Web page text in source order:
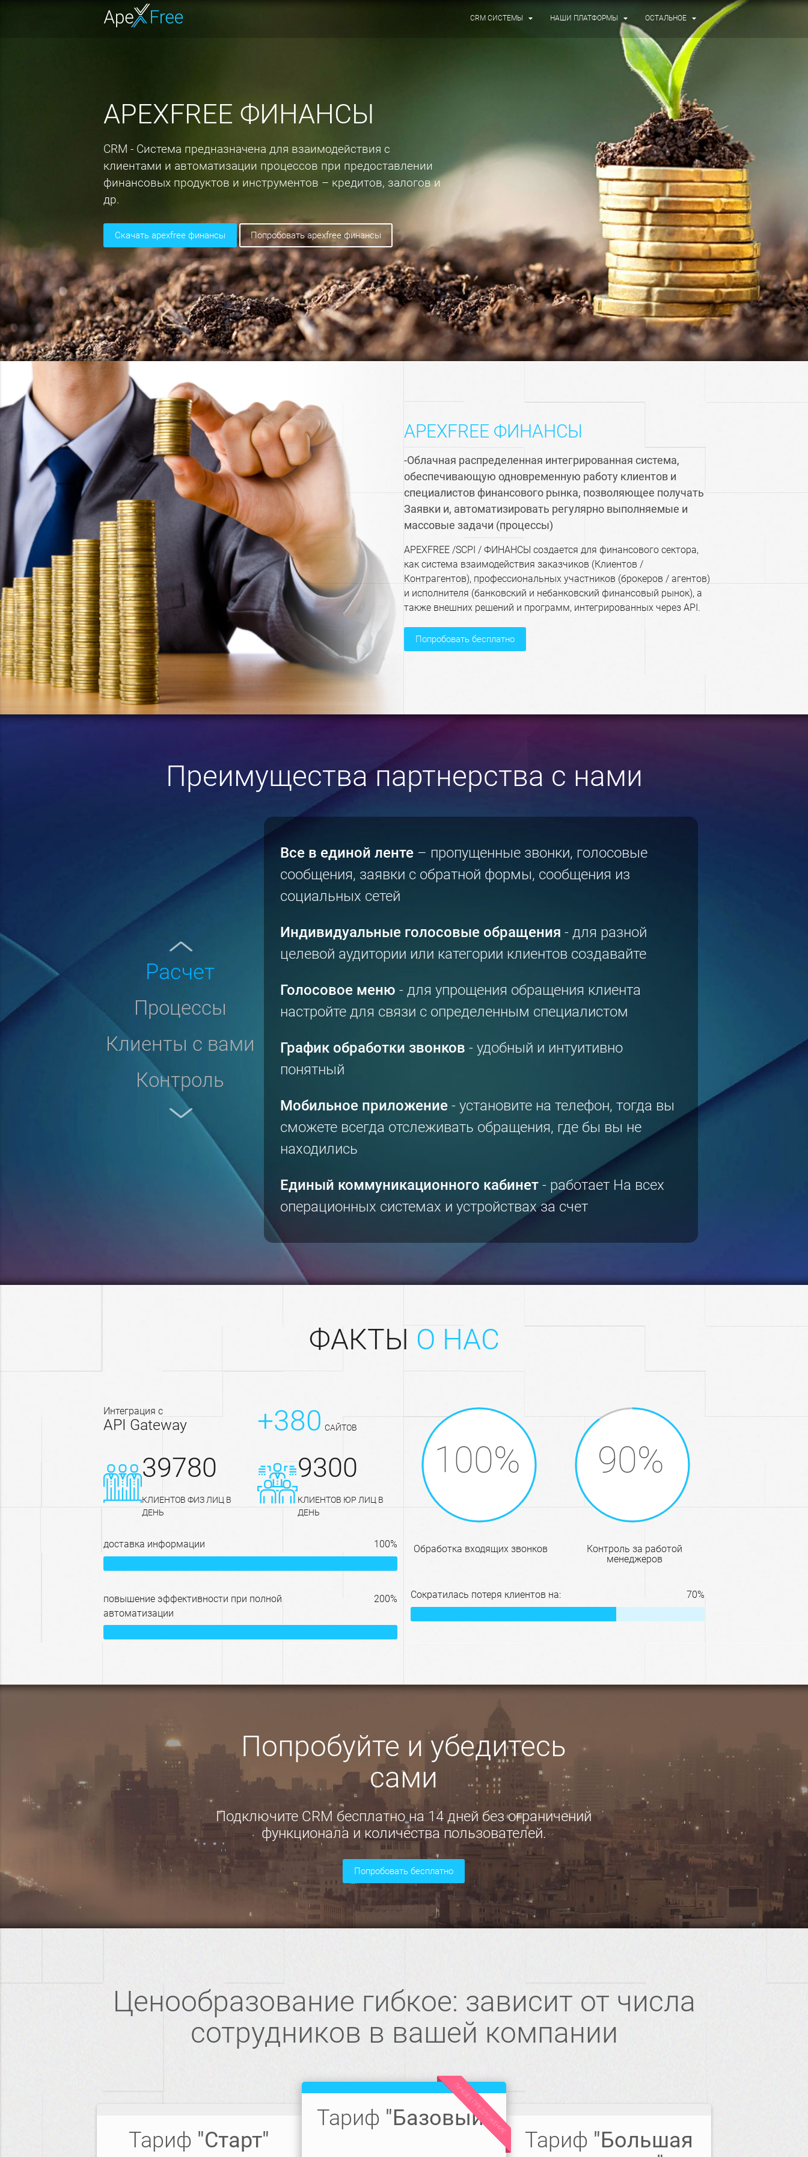
CRM СИСТЕМЫ НАШИ ПЛАТФОРМЫ ОСТАЛЬНОЕ
APEXFREE ФИНАНСЫ
СRM - Система предназначена для взаимодействия с
клиентами и автоматизации процессов при предоставлении
финансовых продуктов и инструментов – кредитов, залогов и
др.
скачать apexfree финансы попробовать apexfree финансы
APEXFREE ФИНАНСЫ
-Облачная распределенная интегрированная система,
обеспечивающую одновременную работу клиентов и
специалистов финансового рынка, позволяющее получать
Заявки и, автоматизировать регулярно выполняемые и
массовые задачи (процессы)
APEXFREE /SCPI / ФИНАНСЫ создается для финансового сектора,
как система взаимодействия заказчиков (Клиентов /
Контрагентов), профессиональных участников (брокеров / агентов)
и исполнителя (банковский и небанковский финансовый рынок), а
также внешних решений и программ, интегрированных через АРI.
попробовать бесплатно
Преимущества партнерства с нами
расчет
процессы
клиенты с вами
контроль
Все в единой ленте– пропущенные звонки, голосовые
сообщения, заявки с обратной формы, сообщения из
социальных сетей
Индивидуальные голосовые обращения - для разной
целевой аудитории или категории клиентов создавайте
Голосовое меню - для упрощения обращения клиента
настройте для связи с определенным специалистом
График обработки звонков - удобный и интуитивно
понятный
Мобильное приложение- установите на телефон, тогда вы
сможете всегда отслеживать обращения, где бы вы не
находились
Единый коммуникационного кабинет- работает На всех
операционных системах и устройствах за счет
ФАКТЫ О НАС
интеграция с
API Gateway +380 САЙТОВ
39780
КЛИЕНТОВ ФИЗ ЛИЦ В
ДЕНЬ
9300
КЛИЕНТОВ ЮР ЛИЦ В
ДЕНЬ
доставка информации 100%
повышение эффективности при полной
автоматизации
200%
обработка входящих звонков
контроль за работой
менеджеров
Сократилась потеря клиентов на: 70%
Попробуйте и убедитесь
сами
Подключите CRM бесплатно на 14 дней без ограничений
функционала и количества пользователей.
попробовать бесплатно
Ценообразование гибкое: зависит от числа
сотрудников в вашей компании
Тариф "Старт"
Тариф "Базовый"
ЛУЧШЕЕ ПРЕДЛОЖЕНИЕ
Тариф "Большая